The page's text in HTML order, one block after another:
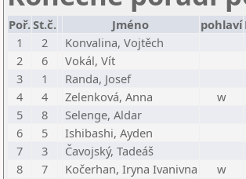
Poř.St.č. Jméno pohlaví
1
2 Konvalina, Vojtěch
2
6 Vokál, Vít
3
1 Randa, Josef
4
4 Zelenková, Anna w
5
8 Selenge, Aldar
6
5 Ishibashi, Ayden
7
3 Čavojský, Tadeáš
8
7 Kočerhan, Iryna Ivanivna w